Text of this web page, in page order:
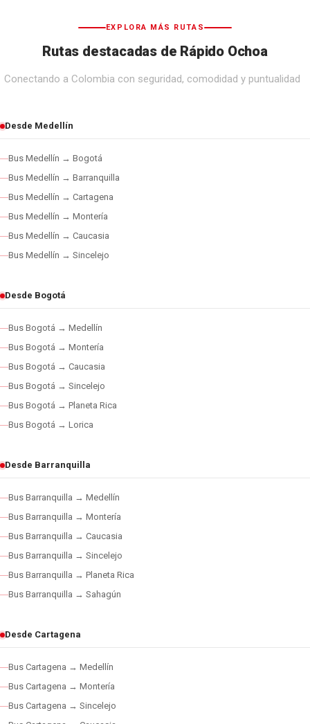
EXPLORA MÁS RUTAS
Rutas destacadas de Rápido Ochoa
Conectando a Colombia con seguridad, comodidad y puntualidad
Desde Medellín
Bus Medellín → Bogotá
Bus Medellín → Barranquilla
Bus Medellín → Cartagena
Bus Medellín → Montería
Bus Medellín → Caucasia
Bus Medellín → Sincelejo
Desde Bogotá
Bus Bogotá → Medellín
Bus Bogotá → Montería
Bus Bogotá → Caucasia
Bus Bogotá → Sincelejo
Bus Bogotá → Planeta Rica
Bus Bogotá → Lorica
Desde Barranquilla
Bus Barranquilla → Medellín
Bus Barranquilla → Montería
Bus Barranquilla → Caucasia
Bus Barranquilla → Sincelejo
Bus Barranquilla → Planeta Rica
Bus Barranquilla → Sahagún
Desde Cartagena
Bus Cartagena → Medellín
Bus Cartagena → Montería
Bus Cartagena → Sincelejo